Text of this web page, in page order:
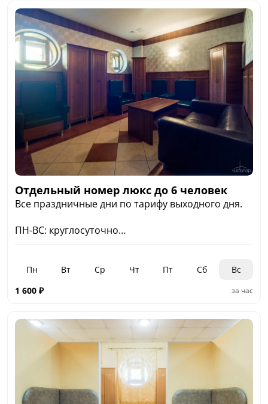
Мужской и Женский день;
Отдельный номер люкс до 6 человек
Все праздничные дни по тарифу выходного дня.
ПН-ВС: круглосуточно
Пн Вт Ср Чт Пт Сб
Вс
1 600 ₽ за час